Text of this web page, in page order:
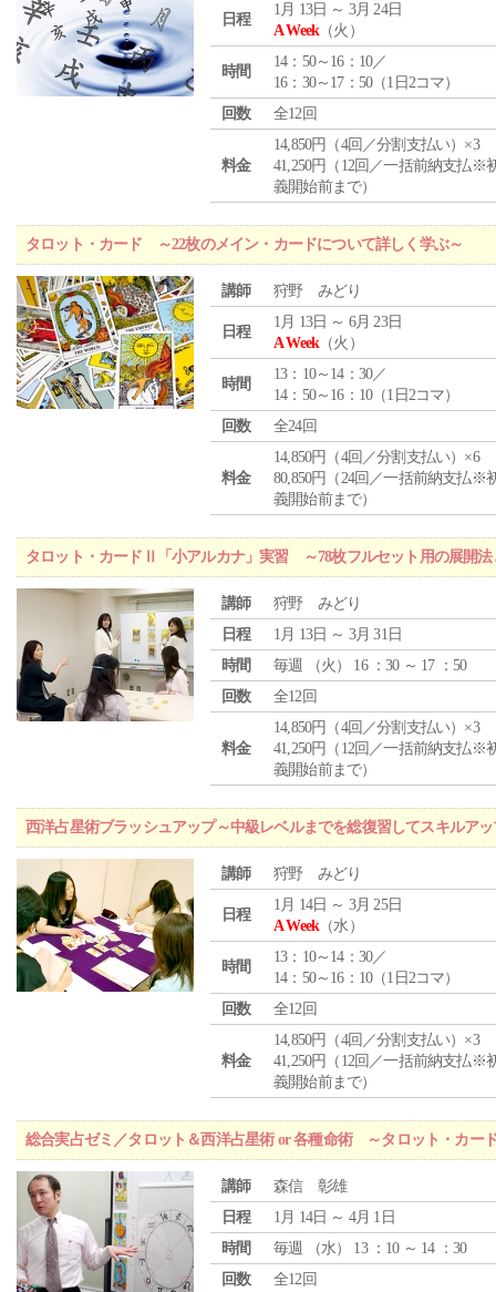
日程
1月 13日 ～ 3月 24日
A Week（火）
時間
14：50～16：10／
16：30～17：50（1日2コマ）
回数
全12回
料金
14,850円（4回／分割支払い）×3
41,250円（12回／一括前納支払※
義開始前まで）
タロット・カード ～22枚のメイン・カードについて詳しく学ぶ～
講師 狩野 みどり
日程
1月 13日 ～ 6月 23日
A Week（火）
時間
13：10～14：30／
14：50～16：10（1日2コマ）
回数
全24回
料金
14,850円（4回／分割支払い）×6
80,850円（24回／一括前納支払※
義開始前まで）
タロット・カードⅡ「小アルカナ」実習 ～78枚フルセット用の展開法
講師
狩野 みどり
日程
1月 13日 ～ 3月 31日
時間
毎週 （火 ） 16 ：30 ～ 17 ：50
回数
全12回
料金
14,850円（4回／分割支払い）×3
41,250円（12回／一括前納支払※
義開始前まで）
西洋占星術ブラッシュアップ～中級レベルまでを総復習してスキルア
講師 狩野 みどり
日程
1月 14日 ～ 3月 25日
A Week（水）
時間
13：10～14：30／
14：50～16：10（1日2コマ）
回数
全12回
料金
14,850円（4回／分割支払い）×3
41,250円（12回／一括前納支払※
義開始前まで）
総合実占ゼミ／タロット＆西洋占星術 or 各種命術 ～タロット・カー
講師
森信 彰雄
日程
1月 14日 ～ 4月 1日
時間
毎週 （水） 13 ：10 ～ 14 ：30
回数
全12回